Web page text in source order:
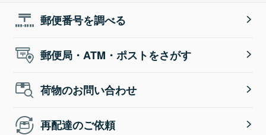
郵便番号を調べる
郵便局・ATM・ポストをさがす
荷物のお問い合わせ
再配達のご依頼